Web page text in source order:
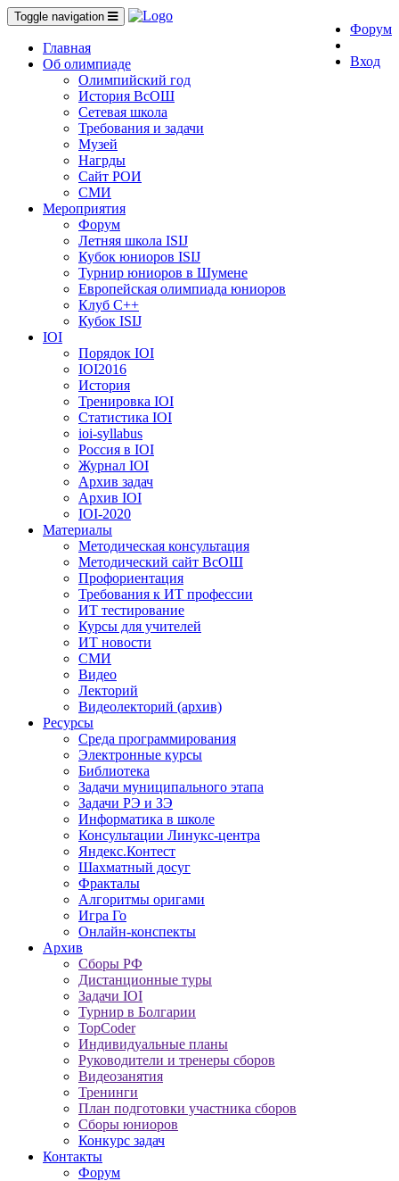
Форум
Вход
Toggle navigation
Главная
Об олимпиаде
Олимпийский год
История ВсОШ
Сетевая школа
Требования и задачи
Музей
Нагрды
Сайт РОИ
СМИ
Мероприятия
Форум
Летняя школа ISIJ
Кубок юниоров ISIJ
Турнир юниоров в Шумене
Европейская олимпиада юниоров
Клуб C++
Кубок ISIJ
IOI
Порядок IOI
IOI2016
История
Тренировка IOI
Статистика IOI
ioi-syllabus
Россия в IOI
Журнал IOI
Архив задач
Архив IOI
IOI-2020
Материалы
Методическая консультация
Методический сайт ВсОШ
Профориентация
Требования к ИТ профессии
ИТ тестирование
Курсы для учителей
ИТ новости
СМИ
Видео
Лекторий
Видеолекторий (архив)
Ресурсы
Среда программирования
Электронные курсы
Библиотека
Задачи муниципального этапа
Задачи РЭ и ЗЭ
Информатика в школе
Консультации Линукс-центра
Яндекс.Контест
Шахматный досуг
Фракталы
Алгоритмы оригами
Игра Го
Онлайн-конспекты
Архив
Сборы РФ
Дистанционные туры
Задачи IOI
Турнир в Болгарии
TopCoder
Индивидуальные планы
Руководители и тренеры сборов
Видеозанятия
Тренинги
План подготовки участника сборов
Сборы юниоров
Конкурс задач
Контакты
Форум